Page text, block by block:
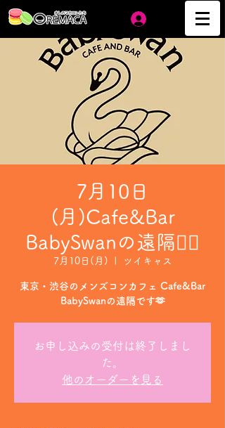
7月10日
(月)Cafe&Bar
BabySwanの遠隔❤️‍🔥
7月10日(月) ツイキャス
東京・渋谷のメンズコンカフェ Cafe&Bar
BabySwanの遠隔です🫶
お申し込みの受付は終了しまし
た。
他のオーダーを見る